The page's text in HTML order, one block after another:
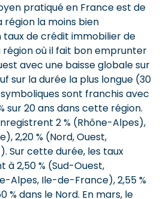
pratiqué en France est de
région la moins bien
taux de crédit immobilier de
région où il fait bon emprunter
avec une baisse globale sur
sur la durée la plus longue (30
symboliques sont franchis avec
sur 20 ans dans cette région.
2 % (Rhône-Alpes),
2,20 % (Nord, Ouest,
Sur cette durée, les taux
à 2,50 % (Sud-Ouest,
Alpes, Ile-de-France), 2,55 %
% dans le Nord. En mars, le